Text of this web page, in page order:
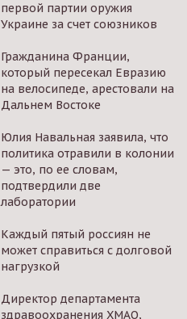
первой партии оружия
Украине за счет союзников
Гражданина Франции,
который пересекал Евразию
на велосипеде, арестовали на
Дальнем Востоке
Юлия Навальная заявила, что
политика отравили в колонии
— это, по ее словам,
подтвердили две
лаборатории
Каждый пятый россиян не
может справиться с долговой
нагрузкой
Директор департамента
здравоохранения ХМАО,